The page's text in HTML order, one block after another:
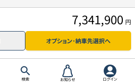
7,341,900 円
オプション･納車先選択へ
検索 お知らせ ログイン